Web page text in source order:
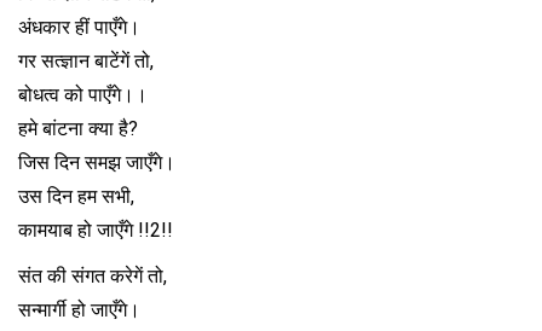
अंधकार हीं पाएँगे।
गर सत्ज्ञान बाटेंगें तो,
बोधत्व को पाएँगे।।
हमे बांटना क्या है?
जिस दिन समझ जाएँगे।
उस दिन हम सभी,
कामयाब हो जाएँगे !!2!!
संत की संगत करेगें तो,
सन्मार्गी हो जाएँगे।